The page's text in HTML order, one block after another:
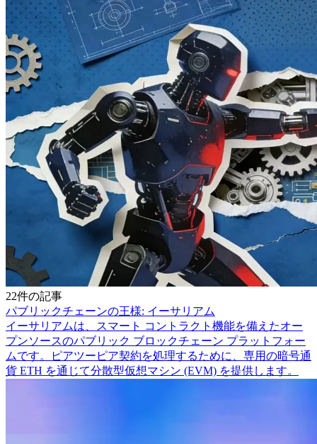
22件の記事
パブリックチェーンの王様: イーサリアム
イーサリアムは、スマート コントラクト機能を備えたオー
プンソースのパブリック ブロックチェーン プラットフォー
ムです。ピアツーピア契約を処理するために、専用の暗号通
貨 ETH を通じて分散型仮想マシン (EVM) を提供します。